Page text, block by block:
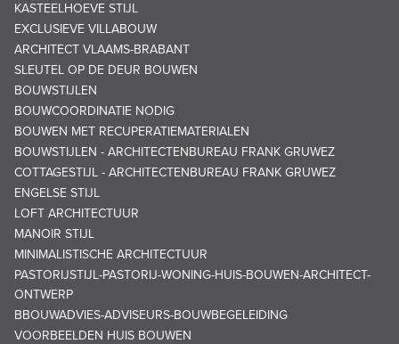
KASTEELHOEVE STIJL
EXCLUSIEVE VILLABOUW
ARCHITECT VLAAMS-BRABANT
SLEUTEL OP DE DEUR BOUWEN
BOUWSTIJLEN
BOUWCOORDINATIE NODIG
BOUWEN MET RECUPERATIEMATERIALEN
BOUWSTIJLEN - ARCHITECTENBUREAU FRANK GRUWEZ
COTTAGESTIJL - ARCHITECTENBUREAU FRANK GRUWEZ
ENGELSE STIJL
LOFT ARCHITECTUUR
MANOIR STIJL
MINIMALISTISCHE ARCHITECTUUR
PASTORIJSTIJL-PASTORIJ-WONING-HUIS-BOUWEN-ARCHITECT-
ONTWERP
BBOUWADVIES-ADVISEURS-BOUWBEGELEIDING
VOORBEELDEN HUIS BOUWEN